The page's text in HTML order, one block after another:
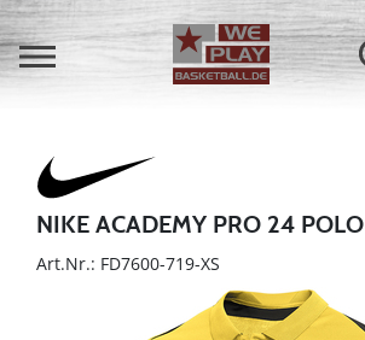
NIKE ACADEMY PRO 24 POLO
Art.Nr.: FD7600-719-XS